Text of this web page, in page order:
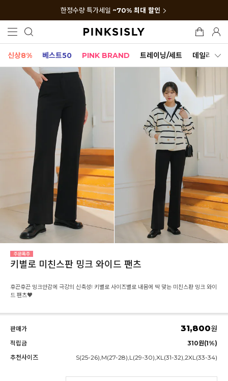
한정수량 특가세일 ~70% 최대 할인
신상8% 베스트50 PINK BRAND 트레이닝/세트 데일리세트
키별로 미친스판 밍크 와이드 팬츠
후끈후끈 밍크안감에 극강의 신축성! 키별로 사이즈별로 내몸에 딱 맞는 미친스판 밍크 와이
드 팬츠♥
판매가 31,800원
적립금
310원(1%)
추천사이즈
S(25-26),M(27-28),L(29-30),XL(31-32),2XL(33-34)